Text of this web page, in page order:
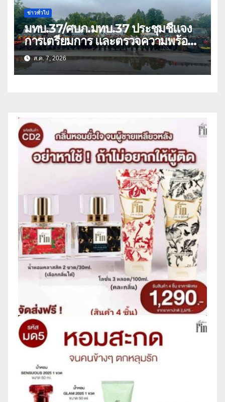
ข่าวทั่วไป
มทบ.37/ศบภ.มทบ.37 ประชุมชี้แจง
การเตรียมการ และตรวจความพร้อม
ด้านการบรรเทาสาธารณภัย
ส.ค. 7, 2026